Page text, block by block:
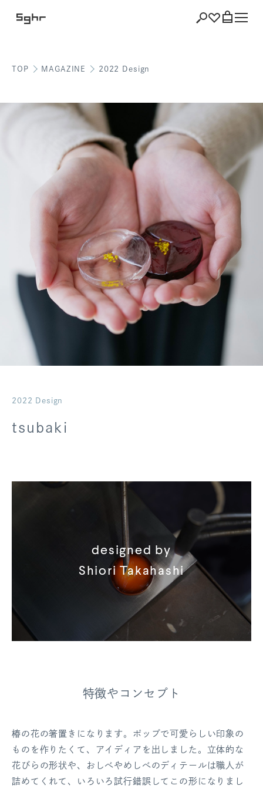
ショッピング バッグを見る
注文履歴
会員登録情報
ポイント
お気に入り
ログアウト
TOP MAGAZINE 2022 Design
2022 Design
tsubaki
designed by
Shiori Takahashi
特徴やコンセプト
椿の花の箸置きになります。ポップで可愛らしい印象の
ものを作りたくて、アイディアを出しました。立体的な
花びらの形状や、おしべやめしべのディテールは職人が
詰めてくれて、いろいろ試行錯誤してこの形になりまし